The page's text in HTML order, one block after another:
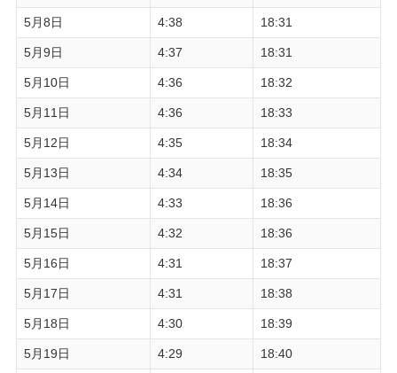
5月8日 4:38 18:31
5月9日 4:37 18:31
5月10日 4:36 18:32
5月11日 4:36 18:33
5月12日 4:35 18:34
5月13日 4:34 18:35
5月14日 4:33 18:36
5月15日 4:32 18:36
5月16日 4:31 18:37
5月17日 4:31 18:38
5月18日 4:30 18:39
5月19日 4:29 18:40